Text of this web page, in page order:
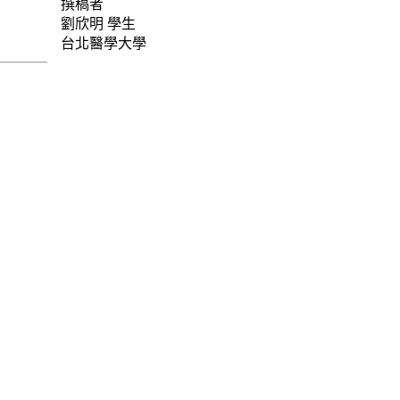
劉欣明 學生
台北醫學大學